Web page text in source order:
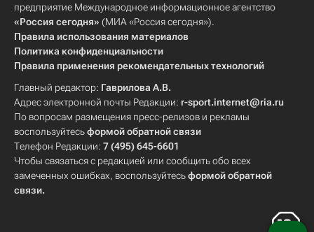
предприятие Международное информационное агентство
«Россия сегодня» (МИА «Россия сегодня»).
Правила использования материалов
Политика конфиденциальности
Правила применения рекомендательных технологий
Главный редактор: Гаврилова А.В.
Адрес электронной почты Редакции: r-sport.internet@ria.ru
По вопросам размещения пресс-релизов и рекламы
воспользуйтесьформой обратной связи
Телефон Редакции: 7 (495) 645-6601
Чтобы связаться с редакцией или сообщить обо всех
замеченных ошибках, воспользуйтесьформой обратной
связи.